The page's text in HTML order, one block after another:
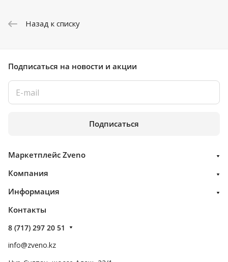
Назад к списку
Подписаться на новости и акции
Подписаться
Маркетплейс Zveno
Компания
Информация
Контакты
8 (717) 297 20 51
info@zveno.kz